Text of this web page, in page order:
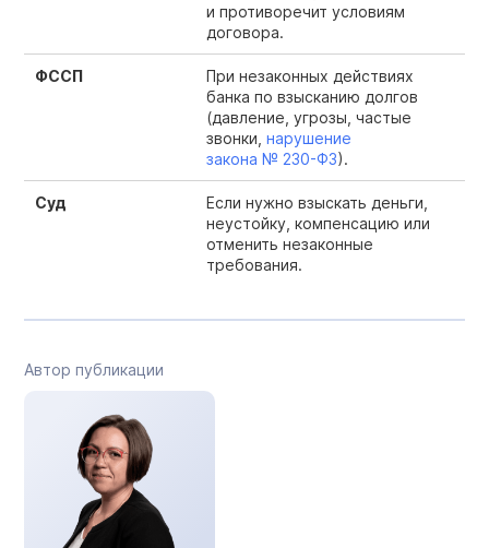
и противоречит условиям
договора.
ФССП
При незаконных действиях
банка по взысканию долгов
(давление, угрозы, частые
звонки, нарушение
закона № 230-ФЗ).
Суд
Если нужно взыскать деньги,
неустойку, компенсацию или
отменить незаконные
требования.
Автор публикации